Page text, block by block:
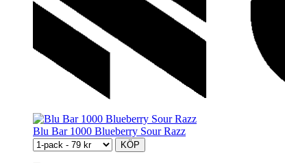
Blu Bar 1000 Blueberry Sour Razz
KÖP